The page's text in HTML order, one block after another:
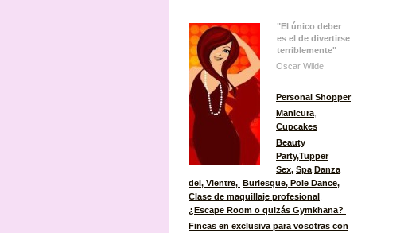
"El único deber
es el de divertirse
terriblemente"
Oscar Wilde
Personal Shopper,
Manicura
Cupcakes
Beauty
Party,Tupper
Sex, Spa Danza
del, Vientre, Burlesque, Pole Dance,
Clase de maquillaje profesional
¿Escape Room o quizás Gymkhana?
Fincas en exclusiva para vosotras con